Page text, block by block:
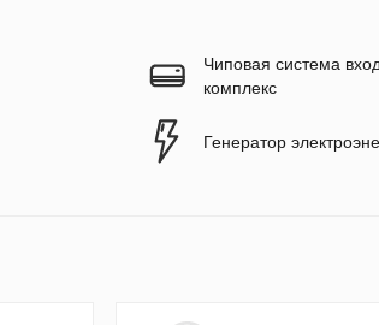
Чиповая система
комплекс
Генератор